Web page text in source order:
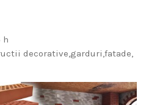
h
decorative,garduri,fatade,